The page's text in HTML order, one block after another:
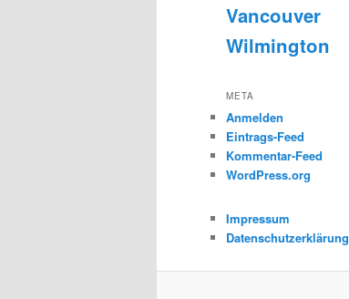
Vancouver
Wilmington
META
Anmelden
Eintrags-Feed
Kommentar-Feed
WordPress.org
Impressum
Datenschutzerklärung